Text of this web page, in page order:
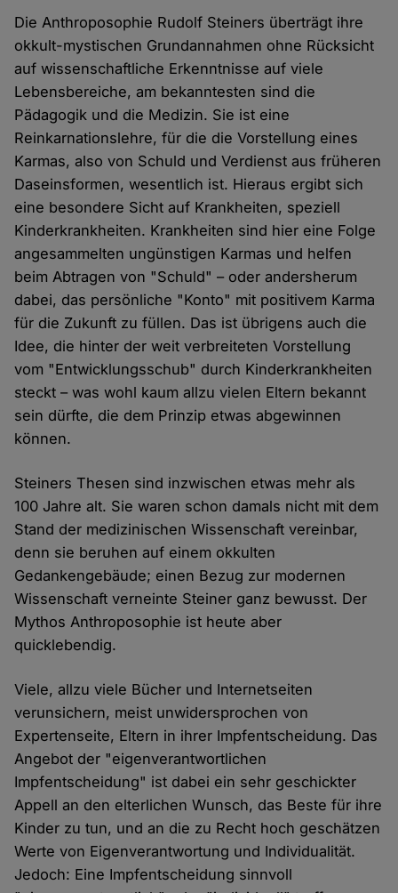
Die Anthroposophie Rudolf Steiners überträgt ihre
okkult-mystischen Grundannahmen ohne Rücksicht
auf wissenschaftliche Erkenntnisse auf viele
Lebensbereiche, am bekanntesten sind die
Pädagogik und die Medizin. Sie ist eine
Reinkarnationslehre, für die die Vorstellung eines
Karmas, also von Schuld und Verdienst aus früheren
Daseinsformen, wesentlich ist. Hieraus ergibt sich
eine besondere Sicht auf Krankheiten, speziell
Kinderkrankheiten. Krankheiten sind hier eine Folge
angesammelten ungünstigen Karmas und helfen
beim Abtragen von "Schuld" – oder andersherum
dabei, das persönliche "Konto" mit positivem Karma
für die Zukunft zu füllen. Das ist übrigens auch die
Idee, die hinter der weit verbreiteten Vorstellung
vom "Entwicklungsschub" durch Kinderkrankheiten
steckt – was wohl kaum allzu vielen Eltern bekannt
sein dürfte, die dem Prinzip etwas abgewinnen
können.
Steiners Thesen sind inzwischen etwas mehr als
100 Jahre alt. Sie waren schon damals nicht mit dem
Stand der medizinischen Wissenschaft vereinbar,
denn sie beruhen auf einem okkulten
Gedankengebäude; einen Bezug zur modernen
Wissenschaft verneinte Steiner ganz bewusst. Der
Mythos Anthroposophie ist heute aber
quicklebendig.
Viele, allzu viele Bücher und Internetseiten
verunsichern, meist unwidersprochen von
Expertenseite, Eltern in ihrer Impfentscheidung. Das
Angebot der "eigenverantwortlichen
Impfentscheidung" ist dabei ein sehr geschickter
Appell an den elterlichen Wunsch, das Beste für ihre
Kinder zu tun, und an die zu Recht hoch geschätzen
Werte von Eigenverantwortung und Individualität.
Jedoch: Eine Impfentscheidung sinnvoll